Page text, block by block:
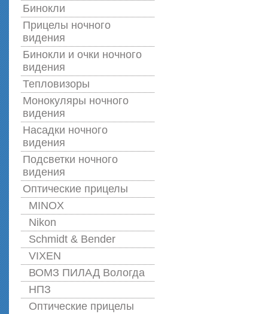
Бинокли
Прицелы ночного
видения
Бинокли и очки ночного
видения
Тепловизоры
Монокуляры ночного
видения
Насадки ночного
видения
Подсветки ночного
видения
Оптические прицелы
MINOX
Nikon
Schmidt & Bender
VIXEN
ВОМЗ ПИЛАД Вологда
НПЗ
Оптические прицелы